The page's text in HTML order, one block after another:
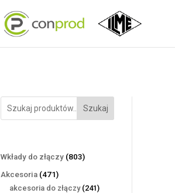
Szukaj
Wkłady do złączy 803803
Akcesoria 471471
produktów
akcesoria do złączy 241241